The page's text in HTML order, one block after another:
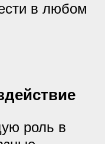
в любом
роль в